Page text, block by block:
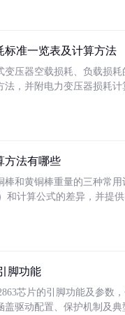
标准一览表及计算方法
变压器空载损耗、负载损
法，并附电力变压器损耗
方法有哪些
棒和黄铜棒重量的三种常
和计算公式的差异，并提
脚功能
芯片的引脚功能及参数
盖驱动配置、保护机制及